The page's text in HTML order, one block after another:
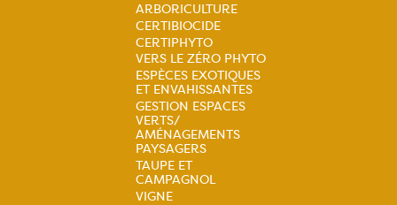
Navigation
principale
ARBORICULTURE
CERTIBIOCIDE
CERTIPHYTO
VERS LE ZÉRO PHYTO
ESPÈCES EXOTIQUES
ET ENVAHISSANTES
GESTION ESPACES
VERTS/
AMÉNAGEMENTS
PAYSAGERS
TAUPE ET
CAMPAGNOL
VIGNE